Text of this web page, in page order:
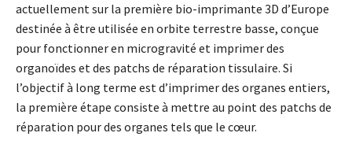
actuellement sur la première bio-imprimante 3D d’Europe
destinée à être utilisée en orbite terrestre basse, conçue
pour fonctionner en microgravité et imprimer des
organoïdes et des patchs de réparation tissulaire. Si
l’objectif à long terme est d’imprimer des organes entiers,
la première étape consiste à mettre au point des patchs de
réparation pour des organes tels que le cœur.